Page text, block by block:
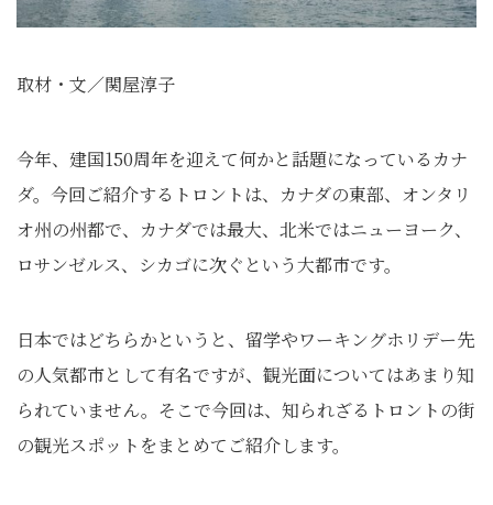
取材・文／関屋淳子
今年、建国150周年を迎えて何かと話題になっているカナ
ダ。今回ご紹介するトロントは、カナダの東部、オンタリ
オ州の州都で、カナダでは最大、北米ではニューヨーク、
ロサンゼルス、シカゴに次ぐという大都市です。
日本ではどちらかというと、留学やワーキングホリデー先
の人気都市として有名ですが、観光面についてはあまり知
られていません。そこで今回は、知られざるトロントの街
の観光スポットをまとめてご紹介します。